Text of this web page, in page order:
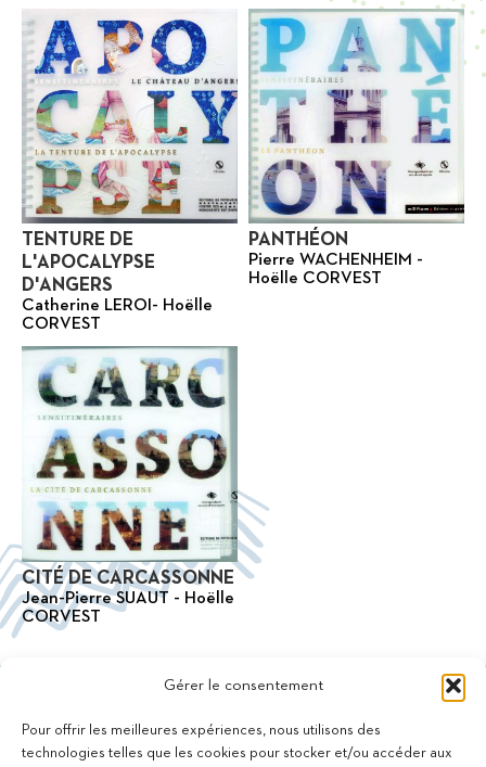
Gérer le consentement
Pour offrir les meilleures expériences, nous utilisons des
technologies telles que les cookies pour stocker et/ou accéder aux
TENTURE DE
L'APOCALYPSE
D'ANGERS
Catherine LEROI- Hoëlle
CORVEST
PANTHÉON
Pierre WACHENHEIM -
Hoëlle CORVEST
CITÉ DE CARCASSONNE
Jean-Pierre SUAUT - Hoëlle
CORVEST